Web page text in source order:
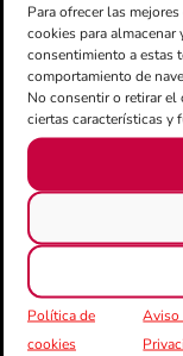
Para ofrecer las
cookies para
consentimiento a estas
comportamiento de
No consentir o retirar el
ciertas características y
Política de
cookies
Aviso